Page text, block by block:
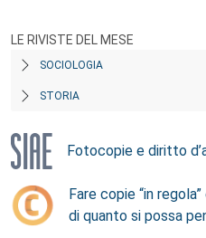
LE RIVISTE DEL MESE
SOCIOLOGIA
STORIA
Fotocopie e diritto
Fare copie “in
di quanto si possa